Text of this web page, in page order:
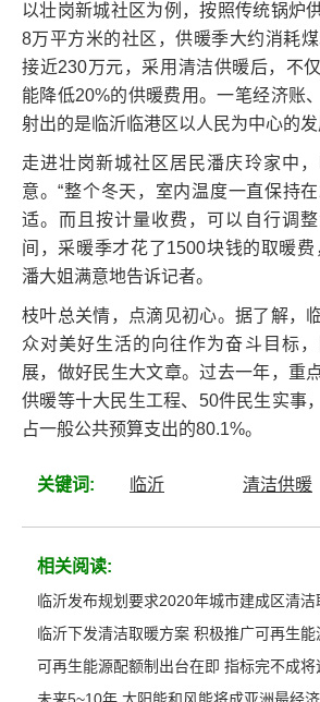
以壮岗新城社区为例，按照传统锅炉
8万平方米的社区，供暖季大约消耗
接近230万元，采用清洁供暖后，不
能降低20%的供暖费用。一笔经济账
射出的是临沂临港区以人民为中心的发
走进壮岗新城社区居民潘庆玲家中
意。“整个冬天，室内温度一直保持
适。而且按计量收费，可以自行调
间，采暖季才花了1500块钱的取暖费
潘大姐满意地告诉记者。
枝叶总关情，点滴见初心。据了解，
众对美好生活的向往作为奋斗目标
展，做好民生大文章。过去一年，重
供暖等十大民生工程、50件民生实事
占一般公共预算支出的80.1%。
关键词: 临沂 清洁供暖
相关阅读:
临沂发布规划要求2020年城市建成区清
临沂下发清洁取暖方案 积极推广可再生能
可再生能源配额制出台在即 指标完不成将